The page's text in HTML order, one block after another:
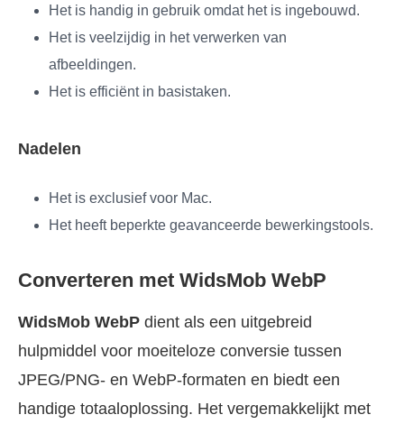
Het is handig in gebruik omdat het is ingebouwd.
Het is veelzijdig in het verwerken van
afbeeldingen.
Het is efficiënt in basistaken.
Nadelen
Het is exclusief voor Mac.
Het heeft beperkte geavanceerde bewerkingstools.
Converteren met WidsMob WebP
WidsMob WebP dient als een uitgebreid
hulpmiddel voor moeiteloze conversie tussen
JPEG/PNG- en WebP-formaten en biedt een
handige totaaloplossing. Het vergemakkelijkt met